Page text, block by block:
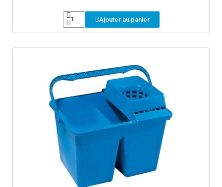
Ajouter au panier